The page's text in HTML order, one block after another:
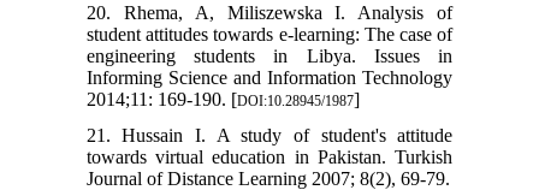
20. Rhema, A, Miliszewska I. Analysis of
student attitudes towards e-learning: The case of
engineering students in Libya. Issues in
Informing Science and Information Technology
2014;11: 169-190. [DOI:10.28945/1987]
21. Hussain I. A study of student's attitude
towards virtual education in Pakistan. Turkish
Journal of Distance Learning 2007; 8(2), 69-79.